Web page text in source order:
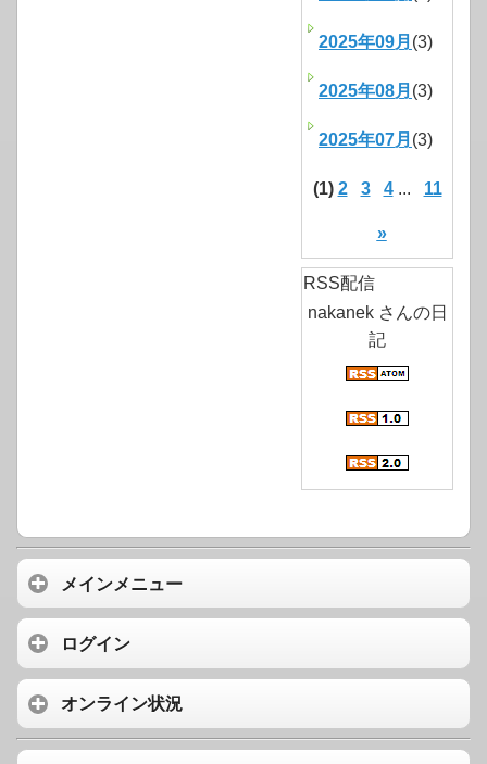
2025年09月 (3)
2025年08月 (3)
2025年07月 (3)
(1) 2 3 4... 11
»
RSS配信
nakanek さんの日
記
メインメニュー
ログイン
オンライン状況